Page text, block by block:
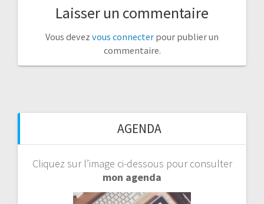
Laisser un commentaire
Vous devez vous connecter pour publier un
commentaire.
AGENDA
Cliquez sur l’image ci-dessous pour consulter
mon agenda